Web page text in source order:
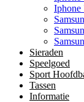
Iphone
Sieraden
Speelgoed
Sport
Tassen
Informatie